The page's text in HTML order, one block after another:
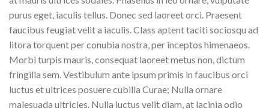
purus eget, iaculis tellus. Donec sed laoreet orci. Praesent
faucibus feugiat velit a iaculis. Class aptent taciti sociosqu ad
litora torquent per conubia nostra, per inceptos himenaeos.
Morbi turpis mauris, consequat laoreet metus non, dictum
fringilla sem. Vestibulum ante ipsum primis in faucibus orci
luctus et ultrices posuere cubilia Curae; Nulla ornare
malesuada ultricies. Nulla luctus velit diam, at lacinia odio